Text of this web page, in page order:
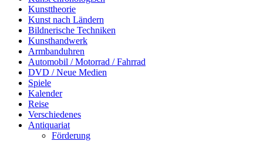
Kunsttheorie
Kunst nach Ländern
Bildnerische Techniken
Kunsthandwerk
Armbanduhren
Automobil / Motorrad / Fahrrad
DVD / Neue Medien
Spiele
Kalender
Reise
Verschiedenes
Antiquariat
Förderung